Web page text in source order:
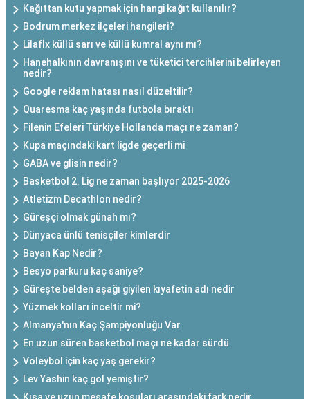
Kağıttan kutu yapmak için hangi kağıt kullanılır?
Bodrum merkez ilçeleri hangileri?
Lilafİx küllü sarı ve küllü kumral aynı mı?
Hanehalkının davranışını ve tüketici tercihlerini belirleyen
nedir?
Google reklam hatası nasıl düzeltilir?
Quaresma kaç yaşında futbola bıraktı
Filenin Efeleri Türkiye Hollanda maçı ne zaman?
Kupa maçındaki kart ligde geçerli mi
GABA ve glisin nedir?
Basketbol 2. Lig ne zaman başlıyor 2025-2026
Atletizm Decathlon nedir?
Güreşçi olmak günah mı?
Dünyaca ünlü tenisçiler kimlerdir
Bayan Kap Nedir?
Besyo parkuru kaç saniye?
Güreşte belden aşağı giyilen kıyafetin adı nedir
Yüzmek kolları inceltir mi?
Almanya'nın Kaç Şampiyonluğu Var
En uzun süren basketbol maçı ne kadar sürdü
Voleybol için kaç yaş gerekir?
Lev Yashin kaç gol yemiştir?